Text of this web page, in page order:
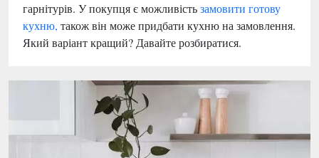
гарнітурів. У покупця є можливістьзамовити готову
кухню, також він може придбати кухню на замовлення.
Який варіант кращий? Давайте розбиратися.